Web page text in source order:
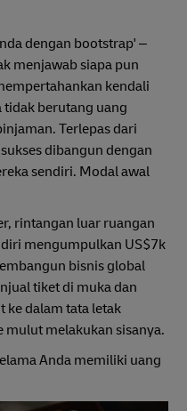
dengan bootstrap' –
menjawab siapa pun
kendali
tidak berutang uang
Terlepas dari
dibangun dengan
sendiri. Modal awal
rintangan luar ruangan
mengumpulkan US$7k
bisnis global
tiket di muka dan
ke dalam tata letak
melakukan sisanya.
Anda memiliki uang